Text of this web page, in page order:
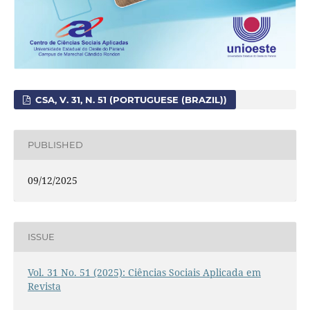
CSA, V. 31, N. 51 (PORTUGUESE (BRAZIL))
PUBLISHED
09/12/2025
ISSUE
Vol. 31 No. 51 (2025): Ciências Sociais Aplicada em
Revista